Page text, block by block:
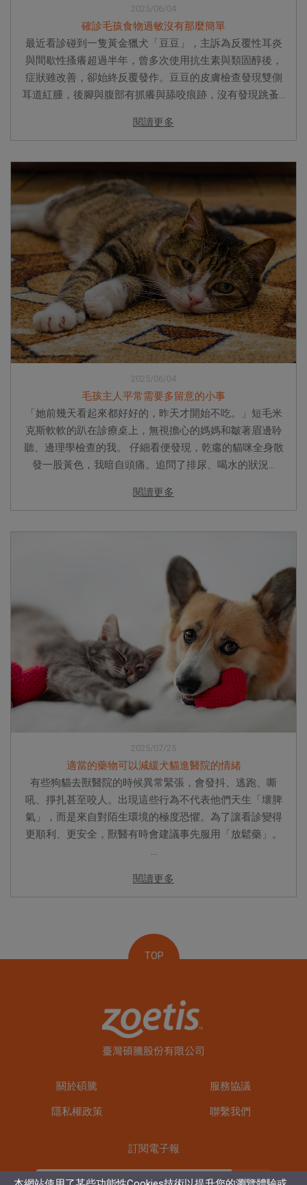
2025/06/04
確診毛孩食物過敏沒有那麼簡單
最近看診碰到一隻黃金獵犬「豆豆」，主訴為反覆性耳炎
與間歇性搔癢超過半年，曾多次使用抗生素與類固醇後，
症狀雖改善，卻始終反覆發作。豆豆的皮膚檢查發現雙側
耳道紅腫，後腳與腹部有抓癢與舔咬痕跡，沒有發現跳蚤...
閱讀更多
2025/06/04
毛孩主人平常需要多留意的小事
「她前幾天看起來都好好的，昨天才開始不吃。」短毛米
克斯軟軟的趴在診療桌上，無視擔心的媽媽和皺著眉邊聆
聽、邊理學檢查的我。 仔細看便發現，乾癟的貓咪全身散
發一股黃色，我暗自頭痛。追問了排尿、喝水的狀況...
閱讀更多
2025/07/25
適當的藥物可以減緩犬貓進醫院的情緒
有些狗貓去獸醫院的時候異常緊張，會發抖、逃跑、嘶
吼、掙扎甚至咬人。出現這些行為不代表他們天生「壞脾
氣」，而是來自對陌生環境的極度恐懼。為了讓看診變得
更順利、更安全，獸醫有時會建議事先服用「放鬆藥」。
...
閱讀更多
TOP
關於碩騰 服務協議
隱私權政策 聯繫我們
訂閱電子報
訂閱